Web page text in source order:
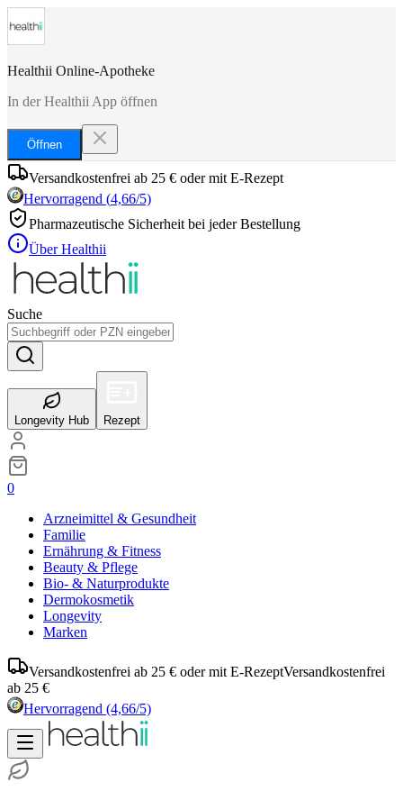
Healthii Online-Apotheke
In der Healthii App öffnen
Öffnen
Versandkostenfrei ab 25 € oder mit E-Rezept
Hervorragend (4,66/5)
Pharmazeutische Sicherheit bei jeder Bestellung
Über Healthii
Suche
Longevity Hub Rezept
0
Arzneimittel & Gesundheit
Familie
Ernährung & Fitness
Beauty & Pflege
Bio- & Naturprodukte
Dermokosmetik
Longevity
Marken
Versandkostenfrei ab 25 € oder mit E-RezeptVersandkostenfrei
ab 25 €
Hervorragend (4,66/5)